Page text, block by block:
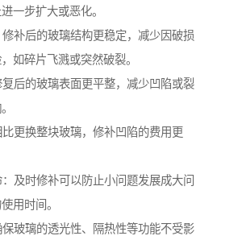
一步扩大或恶化。
补后的玻璃结构更稳定，减少因破损
如碎片飞溅或突然破裂。
后的玻璃表面更平整，减少凹陷或裂
更换整块玻璃，修补凹陷的费用更
及时修补可以防止小问题发展成大问
用时间。
玻璃的透光性、隔热性等功能不受影